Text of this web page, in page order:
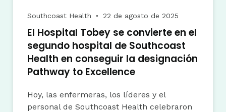
Southcoast Health ● 22 de agosto de 2025
El Hospital Tobey se convierte en el
segundo hospital de Southcoast
Health en conseguir la designación
Pathway to Excellence
Hoy, las enfermeras, los líderes y el
personal de Southcoast Health celebraron